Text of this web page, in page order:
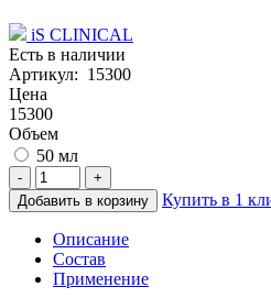
iS CLINICAL
Есть в наличии
Артикул: 15300
Цена
15300
Объем
50 мл
-
+
Добавить в корзину
Купить в 1
Описание
Состав
Применение